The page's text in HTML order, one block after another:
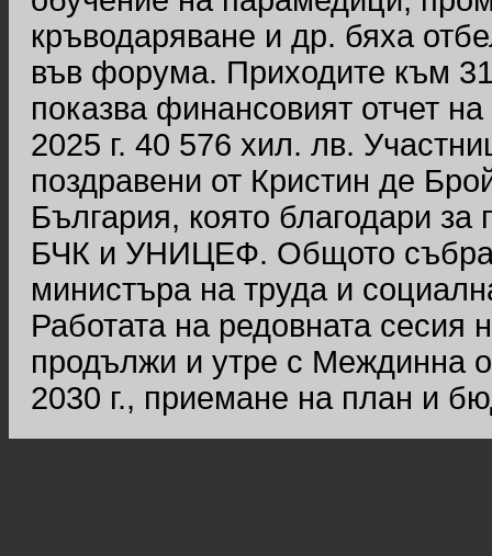
кръводаряване и др. бяха
във форума. Приходите към
показва финансовият отчет
2025 г. 40 576 хил. лв.
поздравени от Кристин де
България, която благодари
БЧК и УНИЦЕФ. Общото
министъра на труда и
Работата на редовната
продължи и утре с Междинна
2030 г., приемане на план и